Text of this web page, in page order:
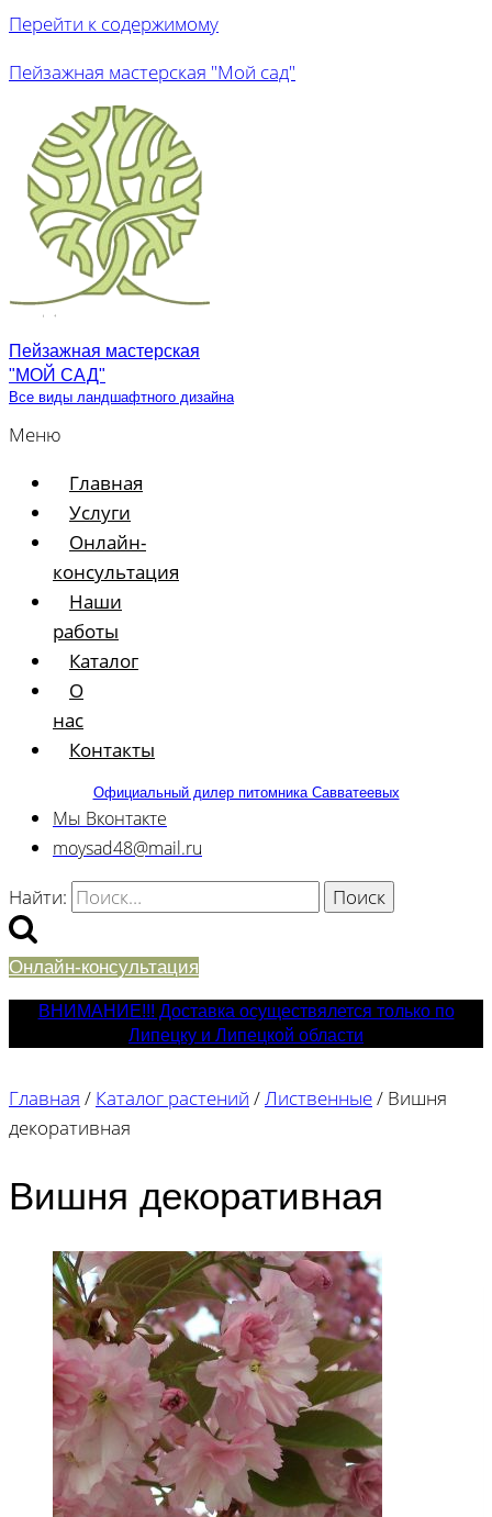
Перейти к содержимому
Пейзажная мастерская "Мой сад"
Пейзажная мастерская
"МОЙ САД"
Все виды ландшафтного дизайна
Меню
Главная
Услуги
Онлайн-
консультация
Наши
работы
Каталог
О
нас
Контакты
Официальный дилер питомника Савватеевых
Мы Вконтакте
moysad48@mail.ru
Найти:
Онлайн-консультация
ВНИМАНИЕ!!! Доставка осуществялется только по
Липецку и Липецкой области
Главная / Каталог растений /Лиственные/ Вишня
декоративная
Вишня декоративная